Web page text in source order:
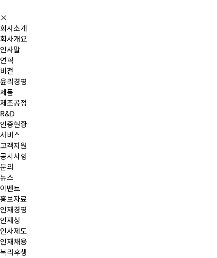
×
회사소개
회사개요
인사말
연혁
비전
윤리경영
제품
제조공정
R&D
인증현황
서비스
고객지원
공지사항
문의
뉴스
이벤트
홍보자료
인재경영
인재상
인사제도
인재채용
복리후생